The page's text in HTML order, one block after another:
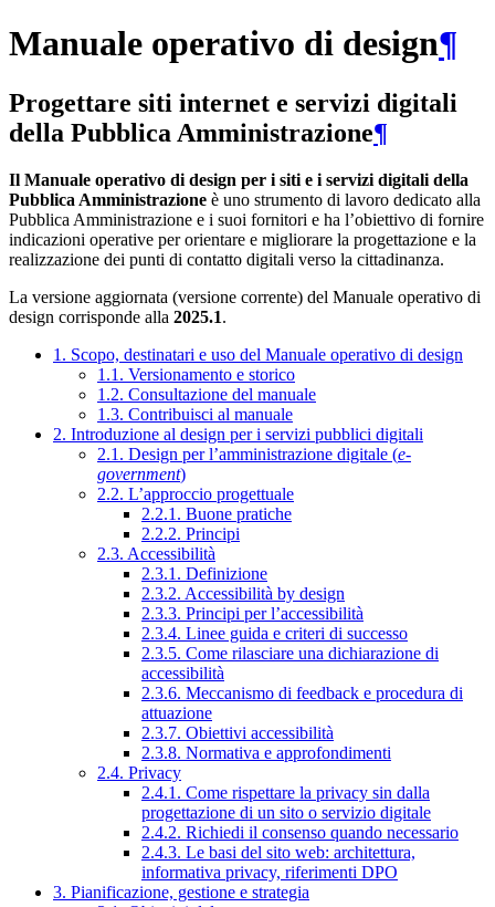
Manuale operativo di design¶
Progettare siti internet e servizi digitali
della Pubblica Amministrazione¶
Il Manuale operativo di design per i siti e i servizi digitali della
Pubblica Amministrazione è uno strumento di lavoro dedicato alla
Pubblica Amministrazione e i suoi fornitori e ha l’obiettivo di fornire
indicazioni operative per orientare e migliorare la progettazione e la
realizzazione dei punti di contatto digitali verso la cittadinanza.
La versione aggiornata (versione corrente) del Manuale operativo di
design corrisponde alla 2025.1.
1. Scopo, destinatari e uso del Manuale operativo di design
1.1. Versionamento e storico
1.2. Consultazione del manuale
1.3. Contribuisci al manuale
2. Introduzione al design per i servizi pubblici digitali
2.1. Design per l’amministrazione digitale (e-
government)
2.2. L’approccio progettuale
2.2.1. Buone pratiche
2.2.2. Principi
2.3. Accessibilità
2.3.1. Definizione
2.3.2. Accessibilità by design
2.3.3. Principi per l’accessibilità
2.3.4. Linee guida e criteri di successo
2.3.5. Come rilasciare una dichiarazione di
accessibilità
2.3.6. Meccanismo di feedback e procedura di
attuazione
2.3.7. Obiettivi accessibilità
2.3.8. Normativa e approfondimenti
2.4. Privacy
2.4.1. Come rispettare la privacy sin dalla
progettazione di un sito o servizio digitale
2.4.2. Richiedi il consenso quando necessario
2.4.3. Le basi del sito web: architettura,
informativa privacy, riferimenti DPO
3. Pianificazione, gestione e strategia